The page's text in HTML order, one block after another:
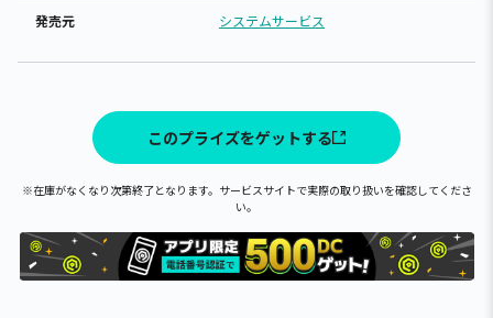
発売元 システムサービス
このプライズをゲットする
※在庫がなくなり次第終了となります。サービスサイトで実際の取り扱いを確認してくださ
い。